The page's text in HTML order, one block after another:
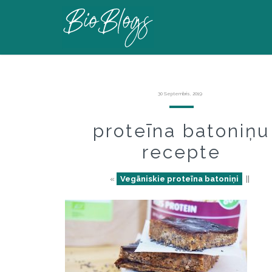
30 Septembris, 2019
proteīna batoniņu
recepte
« Vegāniskie proteīna batoniņi